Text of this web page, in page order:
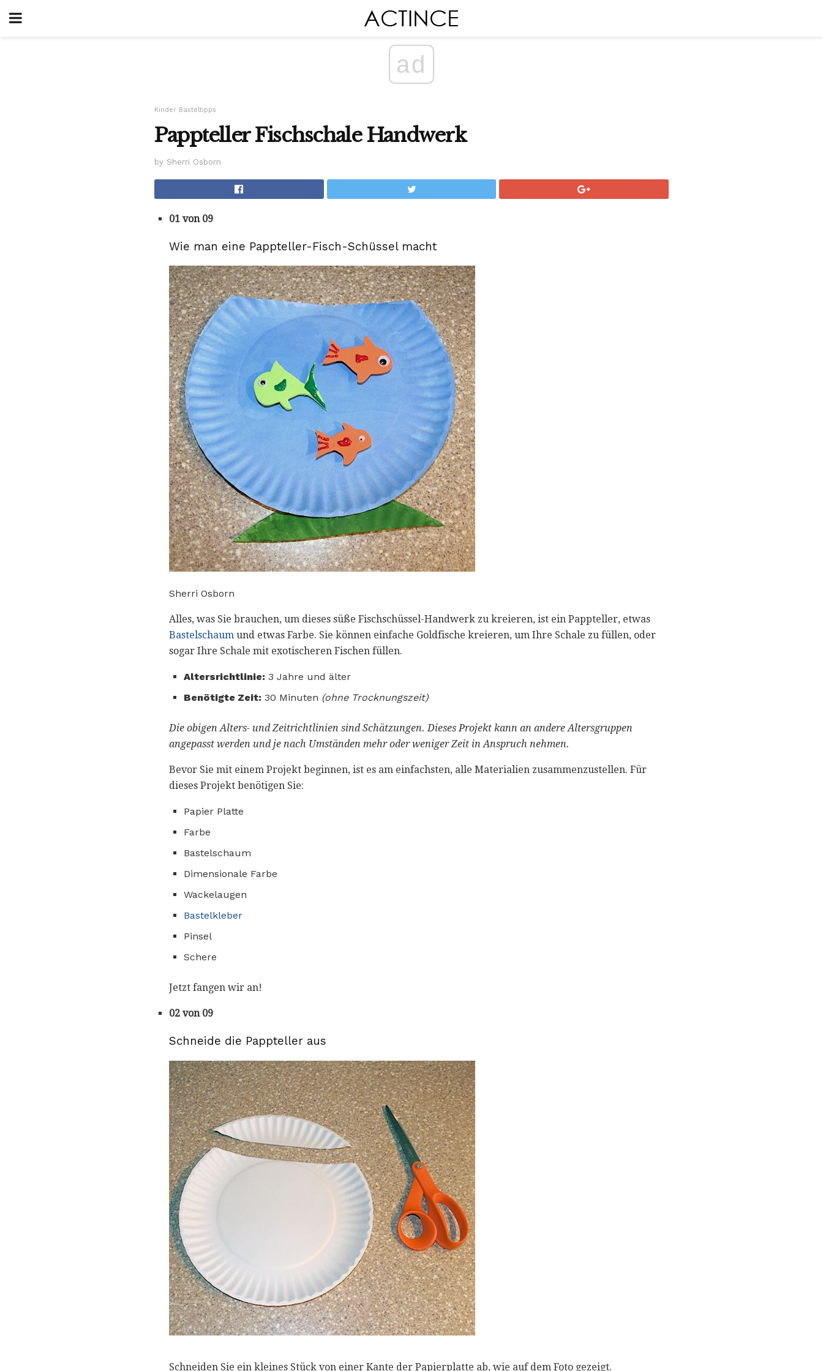
ad
Kinder Basteltipps
Pappteller Fischschale Handwerk
by Sherri Osborn
01 von 09
Wie man eine Pappteller-Fisch-Schüssel macht
Sherri Osborn
Alles, was Sie brauchen, um dieses süße Fischschüssel-Handwerk zu kreieren, ist ein Pappteller, etwas
Bastelschaum und etwas Farbe. Sie können einfache Goldfische kreieren, um Ihre Schale zu füllen, oder
sogar Ihre Schale mit exotischeren Fischen füllen.
Altersrichtlinie: 3 Jahre und älter
Benötigte Zeit: 30 Minuten (ohne Trocknungszeit)
Die obigen Alters- und Zeitrichtlinien sind Schätzungen. Dieses Projekt kann an andere Altersgruppen
angepasst werden und je nach Umständen mehr oder weniger Zeit in Anspruch nehmen.
Bevor Sie mit einem Projekt beginnen, ist es am einfachsten, alle Materialien zusammenzustellen. Für
dieses Projekt benötigen Sie:
Papier Platte
Farbe
Bastelschaum
Dimensionale Farbe
Wackelaugen
Bastelkleber
Pinsel
Schere
Jetzt fangen wir an!
02 von 09
Schneide die Pappteller aus
Schneiden Sie ein kleines Stück von einer Kante der Papierplatte ab, wie auf dem Foto gezeigt.